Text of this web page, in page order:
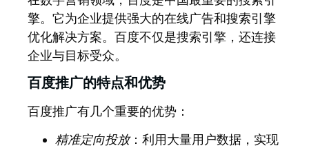
擎。它为企业提供强大的在线广告和搜索引擎
优化解决方案。百度不仅是搜索引擎，还连接
企业与目标受众。
百度推广的特点和优势
百度推广有几个重要的优势：
精准定向投放：利用大量用户数据，实现